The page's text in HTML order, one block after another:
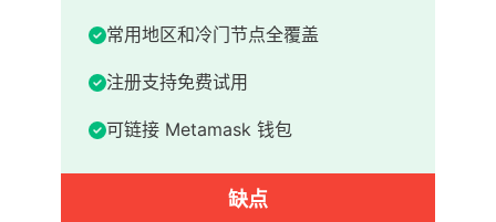
常用地区和冷门节点全覆盖
注册支持免费试用
可链接 Metamask 钱包
缺点